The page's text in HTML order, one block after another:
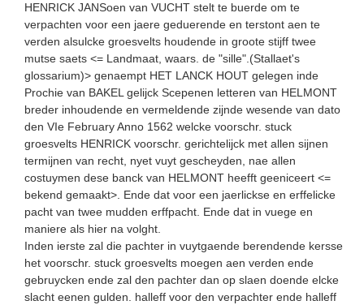
HENRICK JANSoen van VUCHT stelt te buerde om te
verpachten voor een jaere geduerende en terstont aen te
verden alsulcke groesvelts houdende in groote stijff twee
mutse saets <= Landmaat, waars. de "sille".(Stallaet's
glossarium)> genaempt HET LANCK HOUT gelegen inde
Prochie van BAKEL gelijck Scepenen letteren van HELMONT
breder inhoudende en vermeldende zijnde wesende van dato
den VIe February Anno 1562 welcke voorschr. stuck
groesvelts HENRICK voorschr. gerichtelijck met allen sijnen
termijnen van recht, nyet vuyt gescheyden, nae allen
costuymen dese banck van HELMONT heefft ­geeniceert <=
bekend gemaakt>. Ende dat voor een jaerlickse en erffelicke
pacht van twee mudden erffp­acht. Ende dat in vuege en
maniere als hier na volght.
Inden ierste zal die pachter in vuytgaende berendende kersse
het voorschr. stuck groesvelts moegen aen verden ende
gebruycken ende zal den pachter dan op slaen doende elcke
slacht eenen gulden. halleff voor den verpachter ende halleff